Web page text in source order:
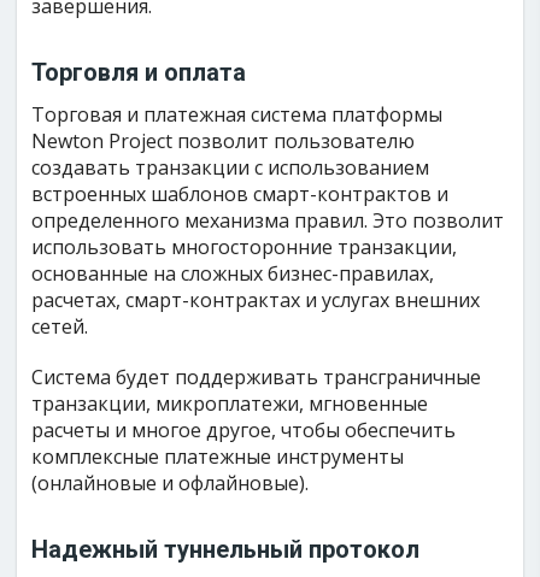
завершения.
Торговля и оплата
Торговая и платежная система платформы
Newton Project позволит пользователю
создавать транзакции с использованием
встроенных шаблонов смарт-контрактов и
определенного механизма правил. Это позволит
использовать многосторонние транзакции,
основанные на сложных бизнес-правилах,
расчетах, смарт-контрактах и ​​услугах внешних
сетей.
Система будет поддерживать трансграничные
транзакции, микроплатежи, мгновенные
расчеты и многое другое, чтобы обеспечить
комплексные платежные инструменты
(онлайновые и офлайновые).
Надежный туннельный протокол